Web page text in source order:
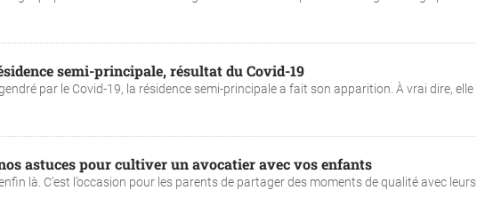
semi-principale, résultat du Covid-19
par le Covid-19, la résidence semi-principale a fait son apparition. À vrai dire, elle
astuces pour cultiver un avocatier avec vos enfants
là. C’est l’occasion pour les parents de partager des moments de qualité avec leurs